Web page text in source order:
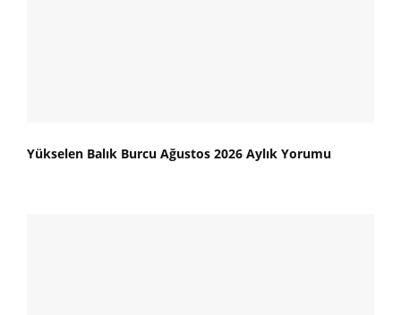
Yükselen Balık Burcu Ağustos 2026 Aylık Yorumu